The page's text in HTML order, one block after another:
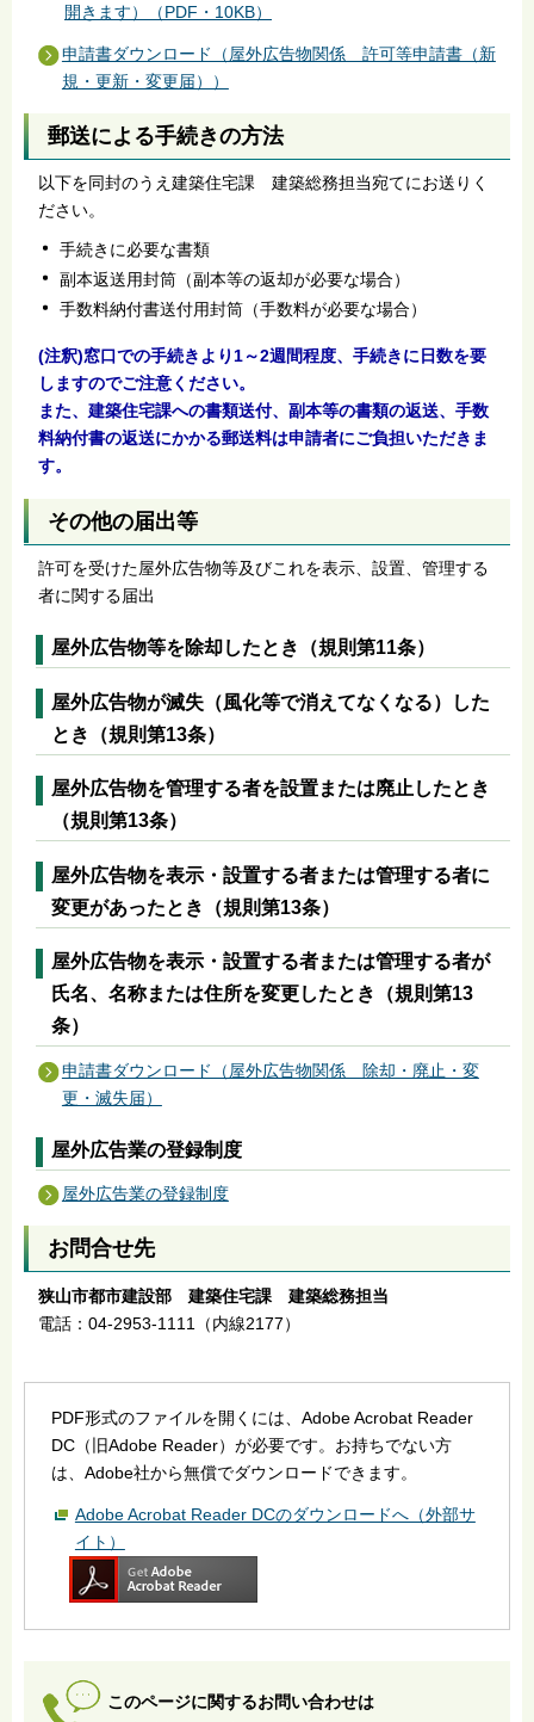
開きます）（PDF・10KB）
申請書ダウンロード（屋外広告物関係 許可等申請書（新
規・更新・変更届））
郵送による手続きの方法
以下を同封のうえ建築住宅課 建築総務担当宛てにお送りく
ださい。
手続きに必要な書類
副本返送用封筒（副本等の返却が必要な場合）
手数料納付書送付用封筒（手数料が必要な場合）
(注釈)窓口での手続きより1～2週間程度、手続きに日数を要
しますのでご注意ください。
また、建築住宅課への書類送付、副本等の書類の返送、手数
料納付書の返送にかかる郵送料は申請者にご負担いただきま
す。
その他の届出等
許可を受けた屋外広告物等及びこれを表示、設置、管理する
者に関する届出
屋外広告物等を除却したとき（規則第11条）
屋外広告物が滅失（風化等で消えてなくなる）した
とき（規則第13条）
屋外広告物を管理する者を設置または廃止したとき
（規則第13条）
屋外広告物を表示・設置する者または管理する者に
変更があったとき（規則第13条）
屋外広告物を表示・設置する者または管理する者が
氏名、名称または住所を変更したとき（規則第13
条）
申請書ダウンロード（屋外広告物関係 除却・廃止・変
更・滅失届）
屋外広告業の登録制度
屋外広告業の登録制度
お問合せ先
狭山市都市建設部 建築住宅課 建築総務担当
電話：04-2953-1111（内線2177）
PDF形式のファイルを開くには、Adobe Acrobat Reader
DC（旧Adobe Reader）が必要です。お持ちでない方
は、Adobe社から無償でダウンロードできます。
Adobe Acrobat Reader DCのダウンロードへ（外部サ
イト）
このページに関するお問い合わせは